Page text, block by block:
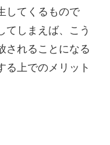
してくるもので
てしまえば、こう
されることになる
る上でのメリット